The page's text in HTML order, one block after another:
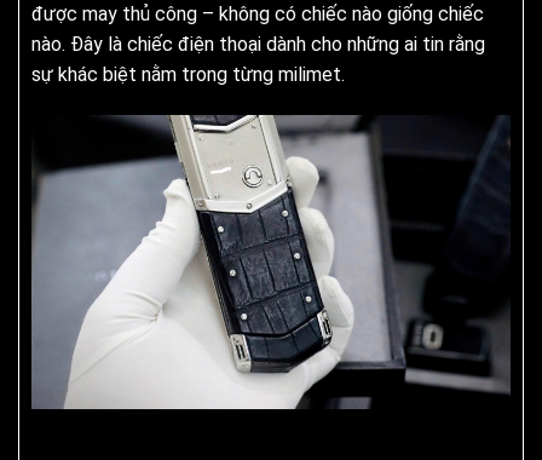
được may thủ công – không có chiếc nào giống chiếc
nào. Đây là chiếc điện thoại dành cho những ai tin rằng
sự khác biệt nằm trong từng milimet.